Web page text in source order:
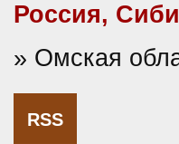
Россия,
» Омская
RSS